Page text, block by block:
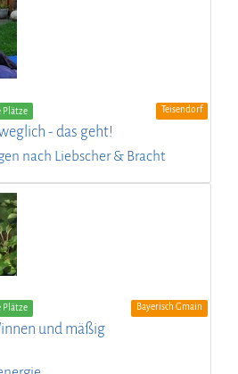
Plätze Teisendorf
- das geht!
nach Liebscher & Bracht
Plätze Bayerisch Gmain
und mäßig